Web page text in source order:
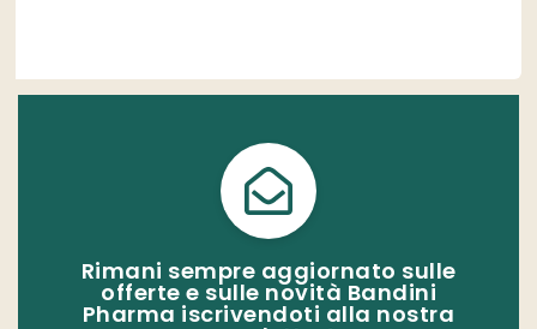
Rimani sempre aggiornato sulle
offerte e sulle novità Bandini
Pharma iscrivendoti alla nostra